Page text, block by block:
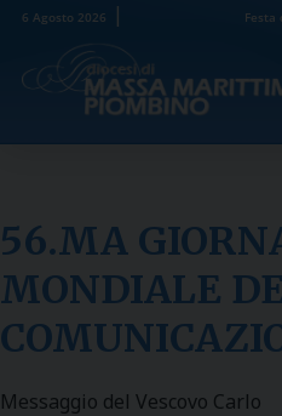
Skip
content
6 Agosto 2026 Festa
56.MA
MONDIALE
Messaggio del Vescovo Carlo